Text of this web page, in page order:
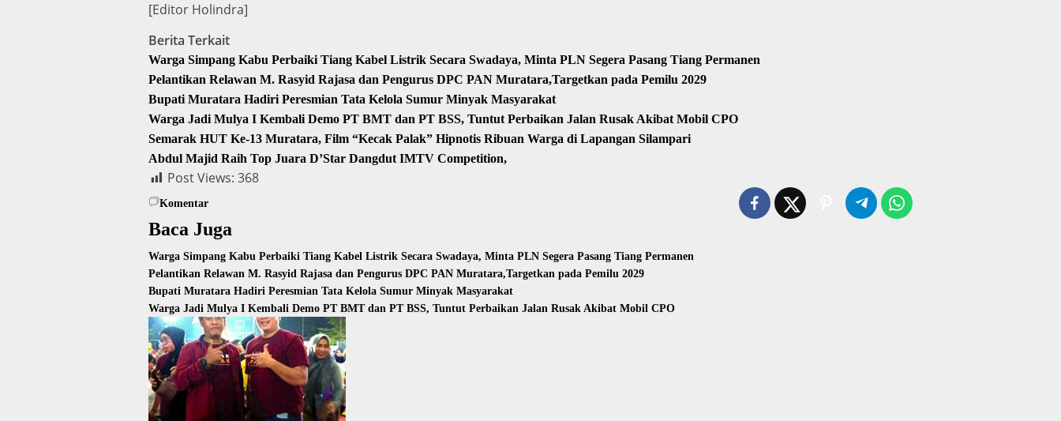
[Editor Holindra]
Berita Terkait
Warga Simpang Kabu Perbaiki Tiang Kabel Listrik Secara Swadaya, Minta PLN Segera Pasang Tiang Permanen
Pelantikan Relawan M. Rasyid Rajasa dan Pengurus DPC PAN Muratara,Targetkan pada Pemilu 2029
Bupati Muratara Hadiri Peresmian Tata Kelola Sumur Minyak Masyarakat
Warga Jadi Mulya I Kembali Demo PT BMT dan PT BSS, Tuntut Perbaikan Jalan Rusak Akibat Mobil CPO
Semarak HUT Ke-13 Muratara, Film “Kecak Palak” Hipnotis Ribuan Warga di Lapangan Silampari
Abdul Majid Raih Top Juara D’Star Dangdut IMTV Competition,
Post Views: 368
Komentar
Baca Juga
Warga Simpang Kabu Perbaiki Tiang Kabel Listrik Secara Swadaya, Minta PLN Segera Pasang Tiang Permanen
Pelantikan Relawan M. Rasyid Rajasa dan Pengurus DPC PAN Muratara,Targetkan pada Pemilu 2029
Bupati Muratara Hadiri Peresmian Tata Kelola Sumur Minyak Masyarakat
Warga Jadi Mulya I Kembali Demo PT BMT dan PT BSS, Tuntut Perbaikan Jalan Rusak Akibat Mobil CPO